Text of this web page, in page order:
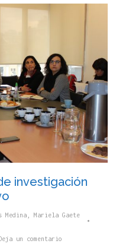
investigación
Medina
Mariela Gaete
un comentario